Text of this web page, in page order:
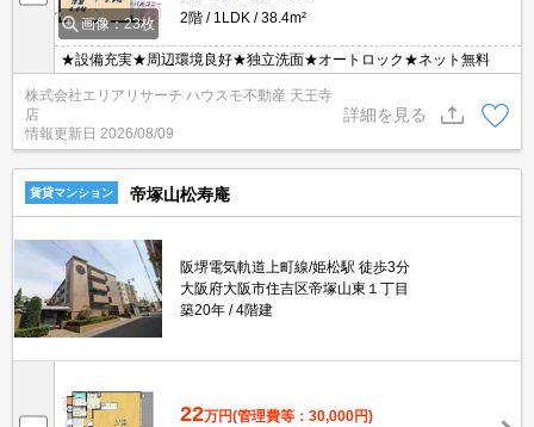
画像：23枚
2階
1LDK 38.4m²
★設備充実★周辺環境良好★独立洗面★オートロック★ネット無料
株式会社エリアリサーチ ハウスモ不動産 天王寺
店
情報更新日 2026/08/09
詳細を見る
賃貸マンション 帝塚山松寿庵
阪堺電気軌道上町線/姫松駅 徒歩3分
大阪府大阪市住吉区帝塚山東１丁目
築20年
4階建
22万円(管理費等：30,000円)